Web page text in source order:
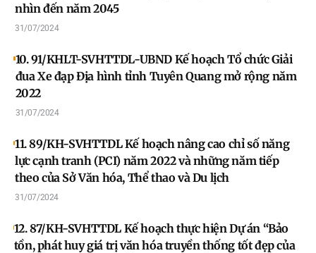
nhìn đến năm 2045
31/07/2024
10. 91/KHLT-SVHTTDL-UBND Kế hoạch Tổ chức Giải
đua Xe đạp Địa hình tỉnh Tuyên Quang mở rộng năm
2022
31/07/2024
11. 89/KH-SVHTTDL Kế hoạch nâng cao chỉ số năng
lực cạnh tranh (PCI) năm 2022 và những năm tiếp
theo của Sở Văn hóa, Thể thao và Du lịch
31/07/2024
12. 87/KH-SVHTTDL Kế hoạch thực hiện Dự án “Bảo
tồn, phát huy giá trị văn hóa truyền thống tốt đẹp của